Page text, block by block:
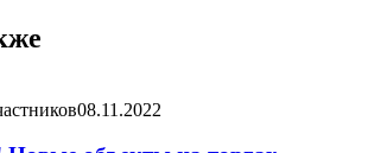
08.11.2022